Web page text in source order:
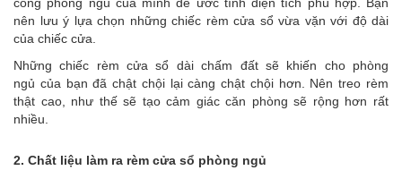
công phòng ngủ của mình để ước tính diện tích phù hợp. Bạn
nên lưu ý lựa chọn những chiếc rèm cửa sổ vừa vặn với độ dài
của chiếc cửa.
Những chiếc rèm cửa sổ dài chấm đất sẽ khiến cho phòng
ngủ của bạn đã chật chội lại càng chật chội hơn. Nên treo rèm
thật cao, như thế sẽ tạo cảm giác căn phòng sẽ rộng hơn rất
nhiều.
2. Chất liệu làm ra rèm cửa sổ phòng ngủ